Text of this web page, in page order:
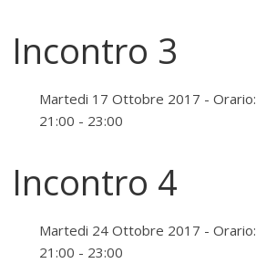
Incontro 3
Martedi 17 Ottobre 2017 - Orario:
21:00 - 23:00
Incontro 4
Martedi 24 Ottobre 2017 - Orario:
21:00 - 23:00